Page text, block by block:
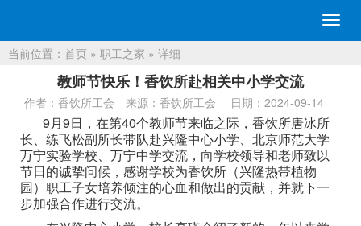
切
换
当前位置： 首页 » 职工之家 » 详细
教师节快乐！香饮所赴相关中小学交流
作者：香饮所工会 来源：香饮所工会 日期：2024-09-14
9月9日，在第40个教师节来临之际，香饮所唐冰所
长、练飞松副所长带队赴兴隆中心小学、北京师范大学
万宁实验学校、万宁中学交流，向学校领导和老师致以
节日的诚挚问候，感谢学校为香饮所（兴隆热带植物
园）职工子女培养倾注的心血和做出的贡献，并就下一
步加强合作进行交流。